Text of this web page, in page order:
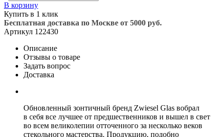
В корзину
Купить в 1 клик
Бесплатная доставка по Москве от 5000 руб.
Артикул 122430
Описание
Отзывы о товаре
Задать вопрос
Доставка
Обновленный зонтичный бренд Zwiesel Glas вобрал
в себя все лучшее от предшественников и вышел в свет
во всем великолепии отточенного за несколько веков
стекольного мастерства. Продукцию, подобно